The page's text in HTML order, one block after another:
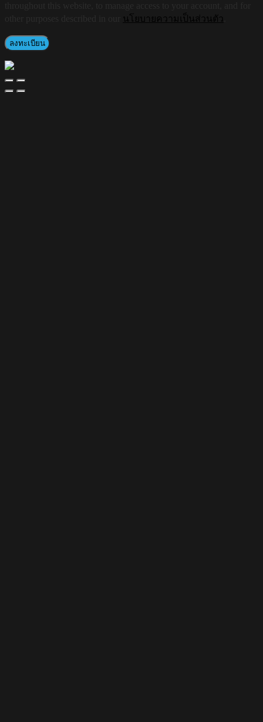
นโยบายความเป็นส่วนตัว
ลงทะเบียน